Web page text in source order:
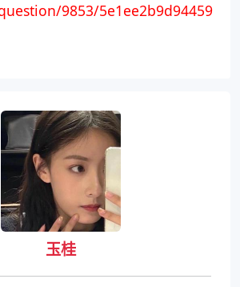
9853/5e1ee2b9d94459
玉桂